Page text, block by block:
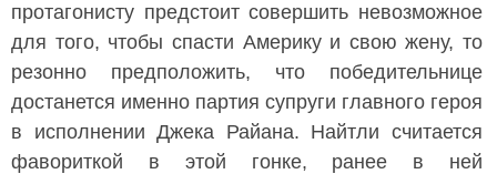
протагонисту предстоит совершить невозможное
для того, чтобы спасти Америку и свою жену, то
резонно предположить, что победительнице
достанется именно партия супруги главного героя
в исполнении Джека Райана. Найтли считается
фавориткой в этой гонке, ранее в ней